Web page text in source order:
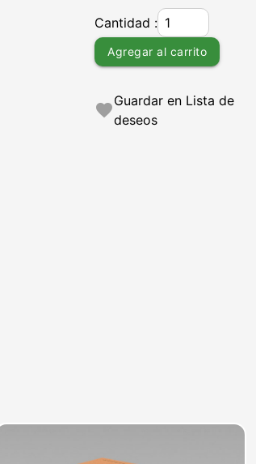
Cantidad :
Agregar al carrito
favoriteGuardar en Lista de
deseos